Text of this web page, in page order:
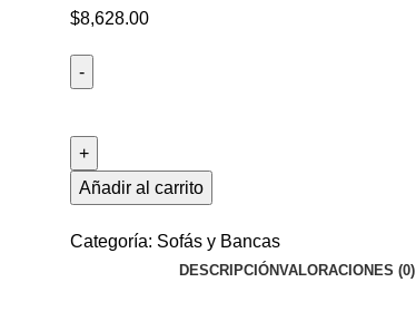
$8,628.00
Añadir al carrito
Categoría: Sofás y Bancas
DESCRIPCIÓNVALORACIONES (0)